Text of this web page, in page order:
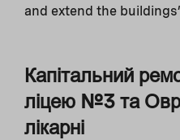
and extend the
Капітальний
ліцею №3 та
лікарні